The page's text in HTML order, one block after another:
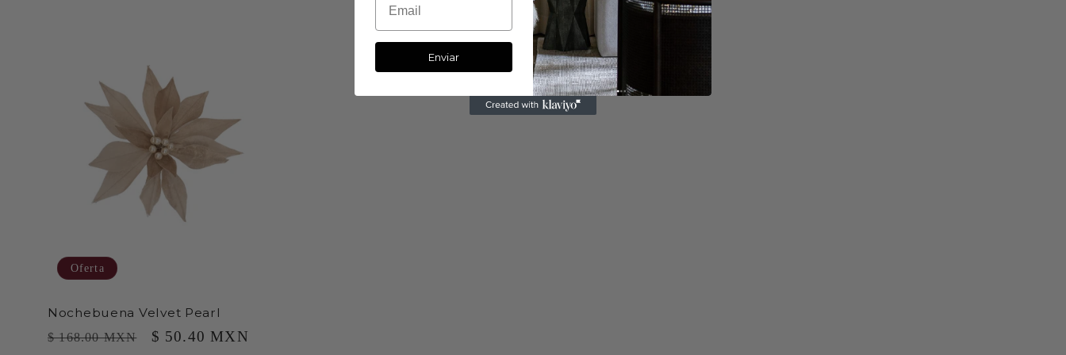
Oferta
Nochebuena Velvet Pearl
Precio
$ 168.00 MXN
Precio
$ 50.40 MXN
Enviar